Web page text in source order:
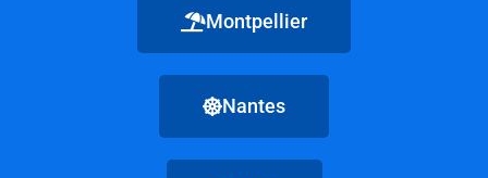
Montpellier
Nantes